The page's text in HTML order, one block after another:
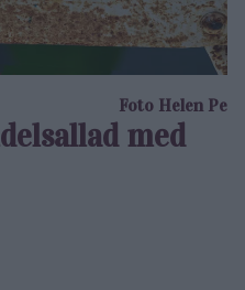
Foto Helen Pe
med